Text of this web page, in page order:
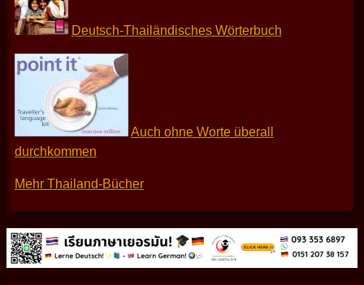
Deutsch-Thailändisches Wörterbuch
Auch ohne Worte überall
durchkommen
Mehr Thailand-Bücher